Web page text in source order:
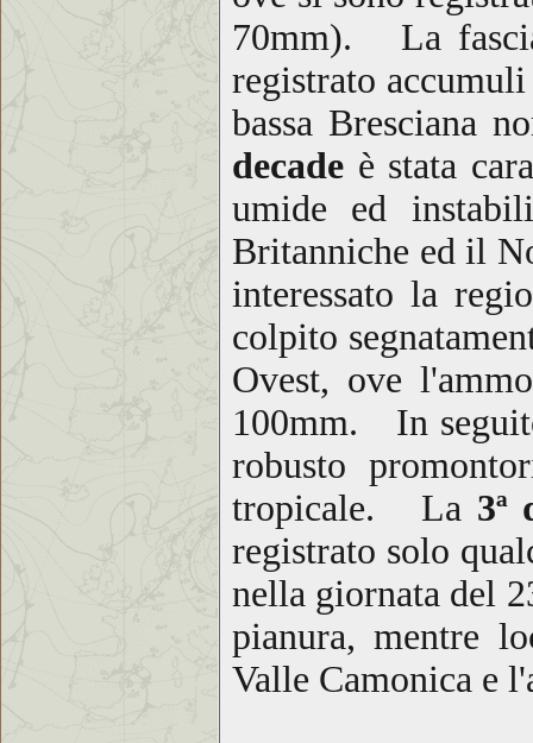
70mm). La
registrato
bassa Bresciana
decade è stata
umide ed
Britanniche ed il
interessato la
colpito
Ovest, ove
100mm. In
robusto
tropicale. La 3ª
registrato solo
nella giornata del
pianura, mentre
Valle Camonica e